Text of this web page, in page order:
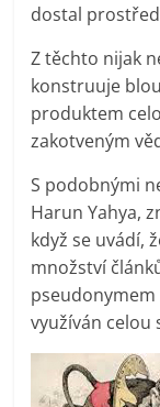
dostal
Z těchto nijak
konstruuje
produktem
zakotveným
S podobnými
Harun Yahya,
když se uvádí,
množství
pseudonymem
využíván celou